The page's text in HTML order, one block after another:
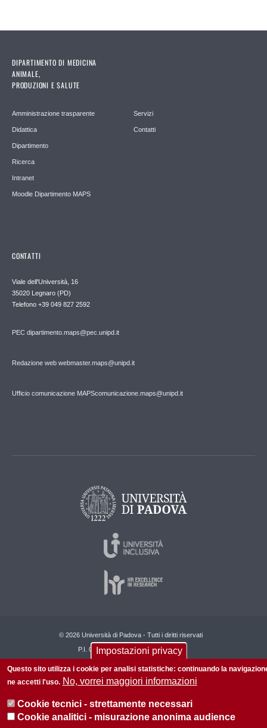
DIPARTIMENTO DI MEDICINA
ANIMALE,
PRODUZIONI E SALUTE
Amministrazione trasparente
Didattica
Dipartimento
Ricerca
Intranet
Moodle Dipartimento MAPS
Servizi
Contatti
CONTATTI
Viale dell'Università, 16
35020 Legnaro (PD)
Telefono +39 049 827 2592
PEC dipartimento.maps@pec.unipd.it
Redazione web webmaster.maps@unipd.it
Ufficio comunicazione MAPScomunicazione.maps@unipd.it
© 2026 Università di Padova - Tutti i diritti riservati
P.I. 00742430283 C.F. 80006480281
Privacy policy Informazioni sul sito Mappa del sito
Impostazioni privacy
Questo sito utilizza i cookie per analisi statistiche: continuando la
ne accetti l'uso. No, vorrei maggiori informazioni
Cookie tecnici - strettamente necessari
Cookie analitici - misurazione anonima audience